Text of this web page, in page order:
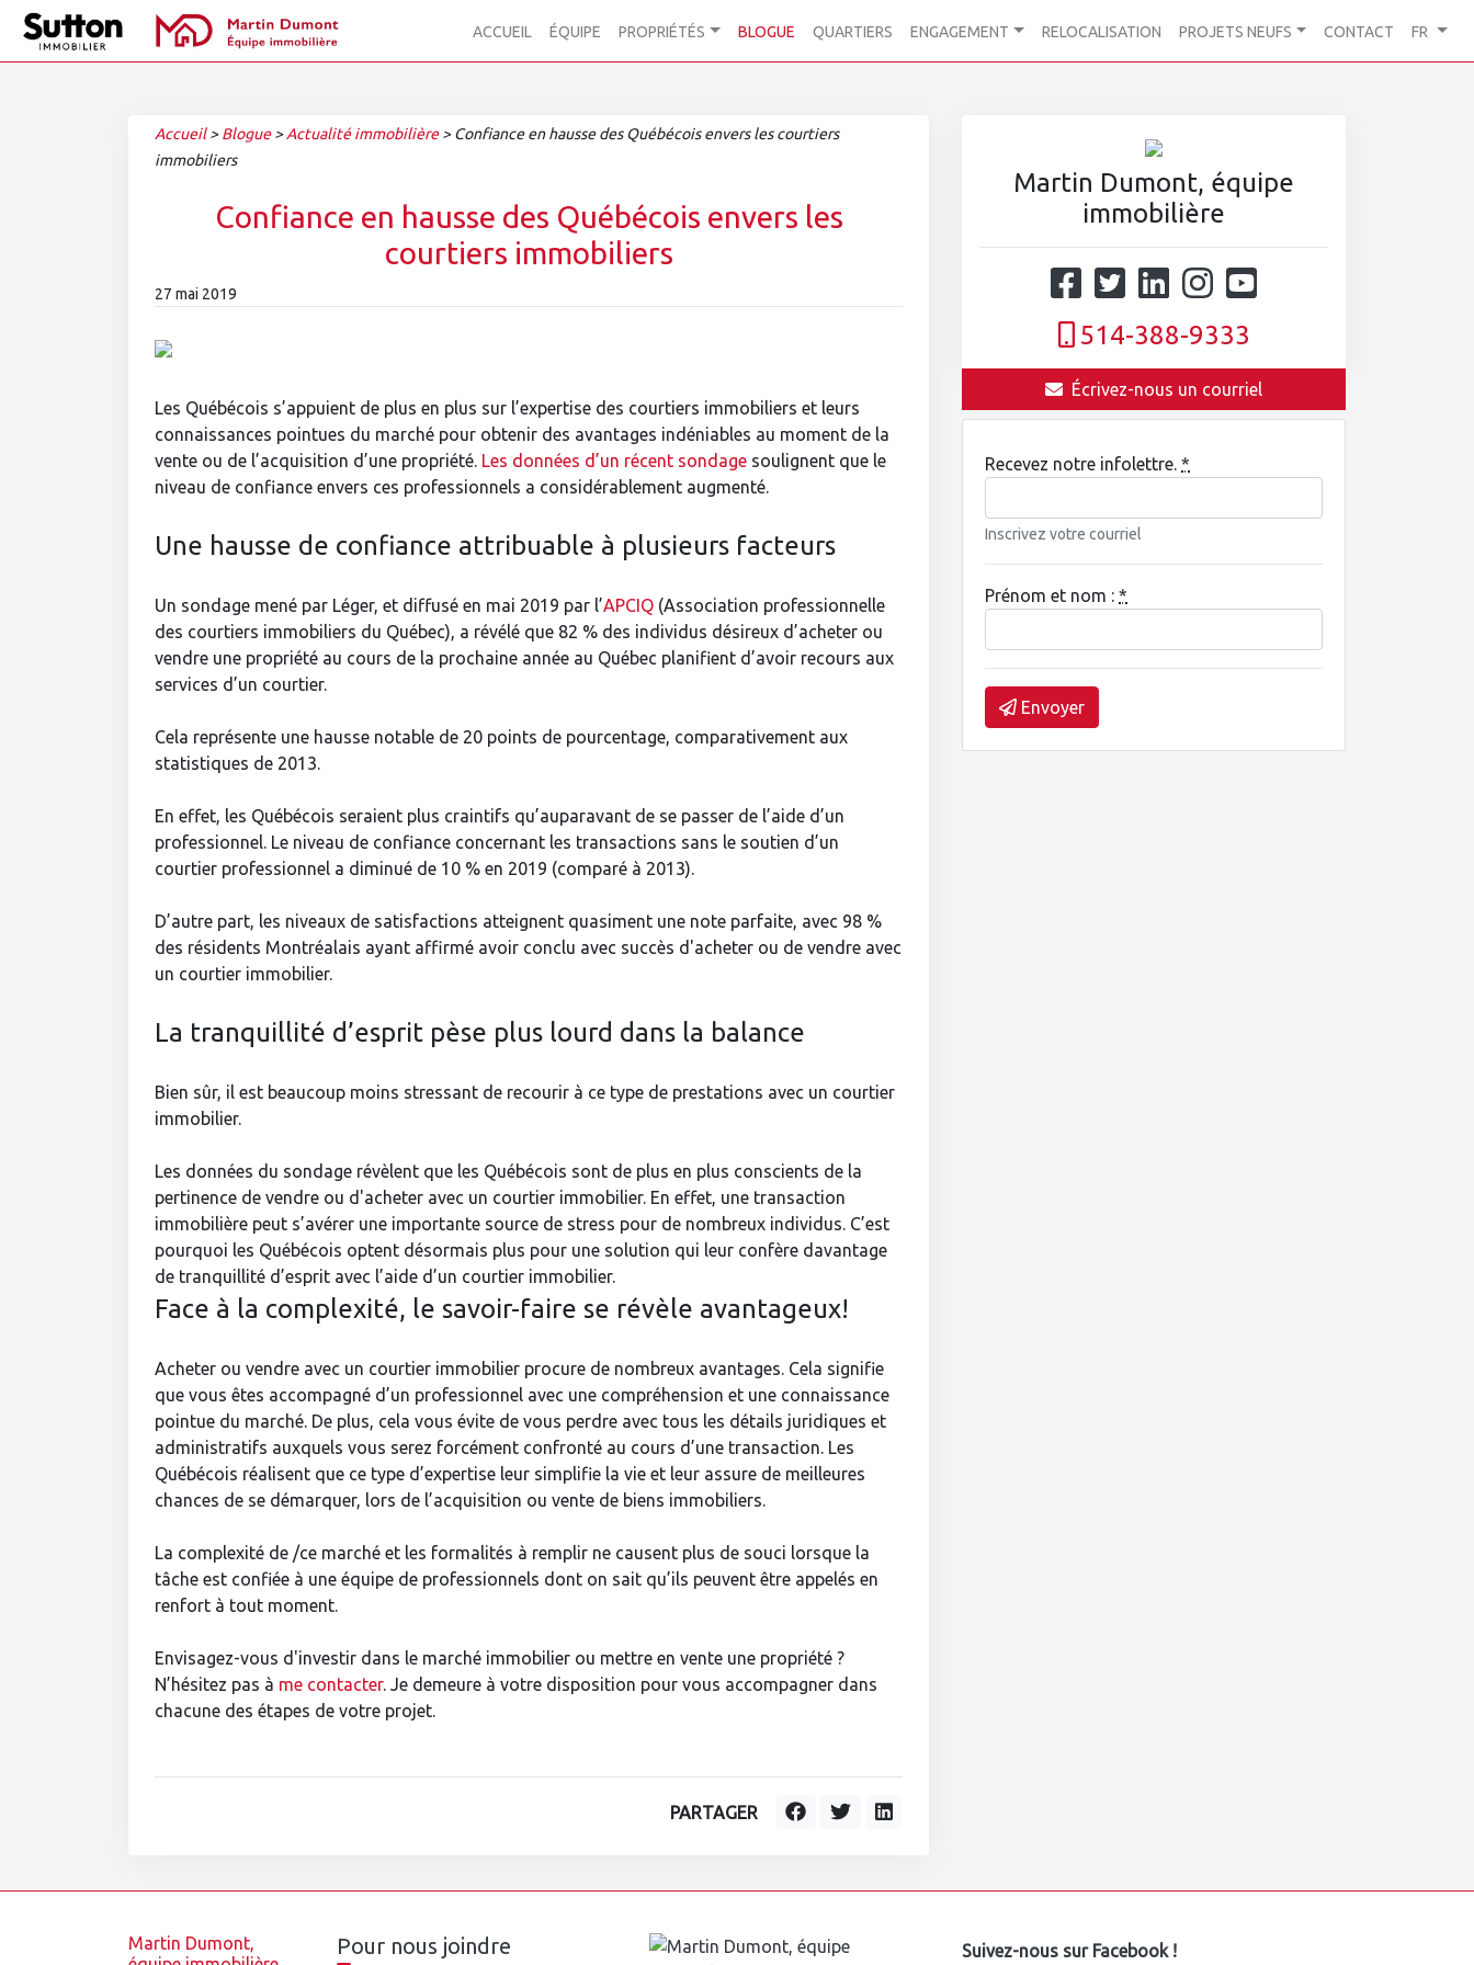
ACCUEIL ÉQUIPE PROPRIÉTÉS BLOGUE QUARTIERS ENGAGEMENT RELOCALISATION PROJETS NEUFS CONTACT FR
Accueil >Blogue >Actualité immobilière >Confiance en hausse des Québécois envers les courtiers
immobiliers
Confiance en hausse des Québécois envers les
courtiers immobiliers
27 mai 2019
Les Québécois s’appuient de plus en plus sur l’expertise des courtiers immobiliers et leurs
connaissances pointues du marché pour obtenir des avantages indéniables au moment de la
vente ou de l’acquisition d’une propriété. Les données d’un récent sondage soulignent que le
niveau de confiance envers ces professionnels a considérablement augmenté.
Une hausse de confiance attribuable à plusieurs facteurs
Un sondage mené par Léger, et diffusé en mai 2019 par l’APCIQ (Association professionnelle
des courtiers immobiliers du Québec), a révélé que 82 % des individus désireux d’acheter ou
vendre une propriété au cours de la prochaine année au Québec planifient d’avoir recours aux
services d’un courtier.
Cela représente une hausse notable de 20 points de pourcentage, comparativement aux
statistiques de 2013.
En effet, les Québécois seraient plus craintifs qu’auparavant de se passer de l’aide d’un
professionnel. Le niveau de confiance concernant les transactions sans le soutien d’un
courtier professionnel a diminué de 10 % en 2019 (comparé à 2013).
D’autre part, les niveaux de satisfactions atteignent quasiment une note parfaite, avec 98 %
des résidents Montréalais ayant affirmé avoir conclu avec succès d'acheter ou de vendre avec
un courtier immobilier.
La tranquillité d’esprit pèse plus lourd dans la balance
Bien sûr, il est beaucoup moins stressant de recourir à ce type de prestations avec un courtier
immobilier.
Les données du sondage révèlent que les Québécois sont de plus en plus conscients de la
pertinence de vendre ou d'acheter avec un courtier immobilier. En effet, une transaction
immobilière peut s’avérer une importante source de stress pour de nombreux individus. C’est
pourquoi les Québécois optent désormais plus pour une solution qui leur confère davantage
de tranquillité d’esprit avec l’aide d’un courtier immobilier.
Face à la complexité, le savoir-faire se révèle avantageux!
Acheter ou vendre avec un courtier immobilier procure de nombreux avantages. Cela signifie
que vous êtes accompagné d’un professionnel avec une compréhension et une connaissance
pointue du marché. De plus, cela vous évite de vous perdre avec tous les détails juridiques et
administratifs auxquels vous serez forcément confronté au cours d’une transaction. Les
Québécois réalisent que ce type d’expertise leur simplifie la vie et leur assure de meilleures
chances de se démarquer, lors de l’acquisition ou vente de biens immobiliers.
La complexité de /ce marché et les formalités à remplir ne causent plus de souci lorsque la
tâche est confiée à une équipe de professionnels dont on sait qu’ils peuvent être appelés en
renfort à tout moment.
Envisagez-vous d'investir dans le marché immobilier ou mettre en vente une propriété ?
N’hésitez pas à me contacter. Je demeure à votre disposition pour vous accompagner dans
chacune des étapes de votre projet.
PARTAGER
Martin Dumont, équipe
immobilière
514-388-9333
Écrivez-nous un courriel
Recevez notre infolettre. *
Inscrivez votre courriel
Prénom et nom : *
Envoyer
Martin Dumont,
Pour nous joindre
Suivez-nous sur Facebook !